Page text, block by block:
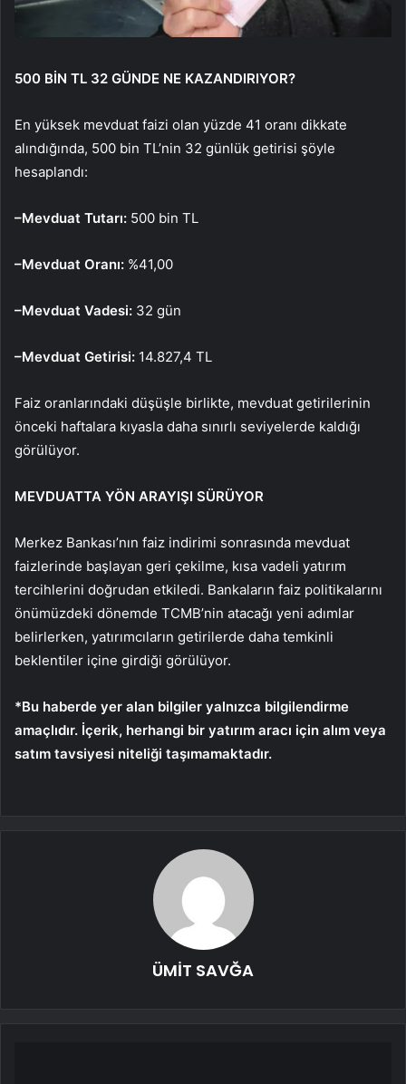
500 BİN TL 32 GÜNDE NE KAZANDIRIYOR?
En yüksek mevduat faizi olan yüzde 41 oranı dikkate
alındığında, 500 bin TL’nin 32 günlük getirisi şöyle
hesaplandı:
–Mevduat Tutarı: 500 bin TL
–Mevduat Oranı: %41,00
–Mevduat Vadesi: 32 gün
–Mevduat Getirisi: 14.827,4 TL
Faiz oranlarındaki düşüşle birlikte, mevduat getirilerinin
önceki haftalara kıyasla daha sınırlı seviyelerde kaldığı
görülüyor.
MEVDUATTA YÖN ARAYIŞI SÜRÜYOR
Merkez Bankası’nın faiz indirimi sonrasında mevduat
faizlerinde başlayan geri çekilme, kısa vadeli yatırım
tercihlerini doğrudan etkiledi. Bankaların faiz politikalarını
önümüzdeki dönemde TCMB’nin atacağı yeni adımlar
belirlerken, yatırımcıların getirilerde daha temkinli
beklentiler içine girdiği görülüyor.
*Bu haberde yer alan bilgiler yalnızca bilgilendirme
amaçlıdır. İçerik, herhangi bir yatırım aracı için alım veya
satım tavsiyesi niteliği taşımamaktadır.
ÜMİT SAVĞA